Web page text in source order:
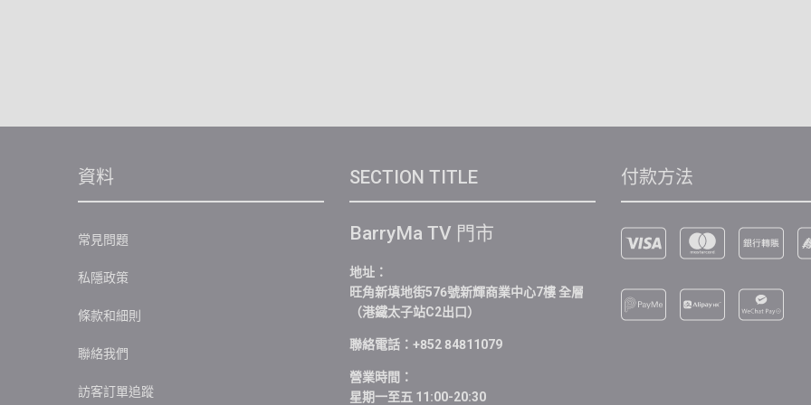
資料
常見問題
私隱政策
條款和細則
聯絡我們
訪客訂單追蹤
SECTION TITLE
BarryMa TV 門市
地址：
旺角新填地街576號新輝商業中心7樓 全層
（港鐵太子站C2出口）
聯絡電話：+852 84811079
營業時間：
星期一至五 11:00-20:30
付款方法